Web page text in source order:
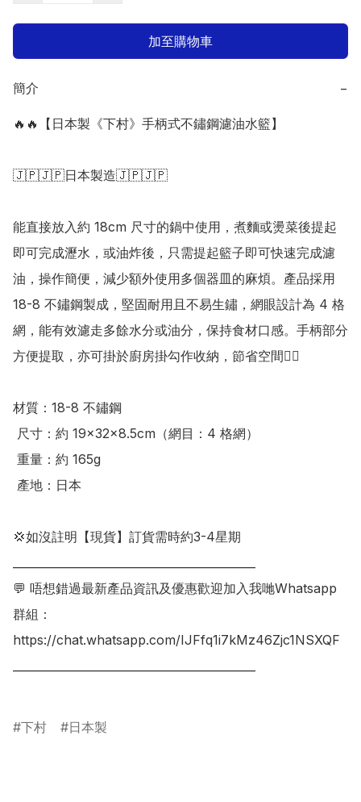
加至購物車
簡介 −
🔥🔥【日本製《下村》手柄式不鏽鋼濾油水籃】
🇯🇵🇯🇵日本製造🇯🇵🇯🇵
能直接放入約 18cm 尺寸的鍋中使用，煮麵或燙菜後提起
即可完成瀝水，或油炸後，只需提起籃子即可快速完成濾
油，操作簡便，減少額外使用多個器皿的麻煩。產品採用
18-8 不鏽鋼製成，堅固耐用且不易生鏽，網眼設計為 4 格
網，能有效濾走多餘水分或油分，保持食材口感。手柄部分
方便提取，亦可掛於廚房掛勾作收納，節省空間👍🏻
材質：18-8 不鏽鋼
💢如沒註明【現貨】訂貨需時約3-4星期
💬 唔想錯過最新產品資訊及優惠歡迎加入我哋Whatsapp
群組：
https://chat.whatsapp.com/IJFfq1i7kMz46Zjc1NSXQF
下村 日本製